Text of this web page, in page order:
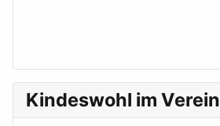
Kindeswohl im Verein